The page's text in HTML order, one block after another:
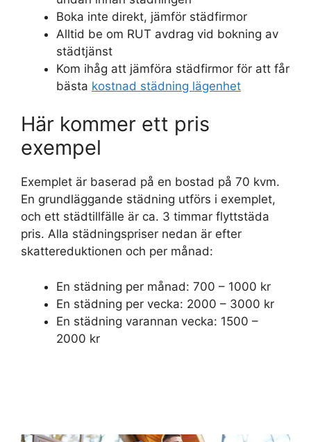
Boka inte direkt, jämför städfirmor
Alltid be om RUT avdrag vid bokning av
städtjänst
Kom ihåg att jämföra städfirmor för att får
bästa kostnad städning lägenhet
Här kommer ett pris
exempel
Exemplet är baserad på en bostad på 70 kvm.
En grundläggande städning utförs i exemplet,
och ett städtillfälle är ca. 3 timmar flyttstäda
pris. Alla städningspriser nedan är efter
skattereduktionen och per månad:
En städning per månad: 700 – 1000 kr
En städning per vecka: 2000 – 3000 kr
En städning varannan vecka: 1500 –
2000 kr